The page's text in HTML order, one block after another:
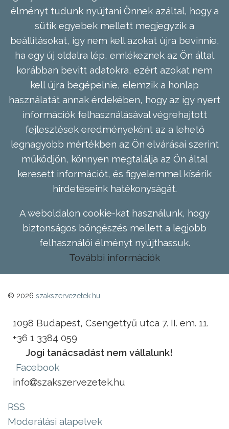
élményt tudunk nyújtani Önnek azáltal, hogy a
sütik egyebek mellett megjegyzik a
beállításokat, így nem kell azokat újra bevinnie,
ha egy új oldalra lép, emlékeznek az Ön által
korábban bevitt adatokra, ezért azokat nem
kell újra begépelnie, elemzik a honlap
használatát annak érdekében, hogy az így nyert
információk felhasználásával végrehajtott
fejlesztések eredményeként az a lehető
legnagyobb mértékben az Ön elvárásai szerint
működjön, könnyen megtalálja az Ön által
keresett információt, és figyelemmel kísérik
hirdetéseink hatékonyságát.
A weboldalon cookie-kat használunk, hogy
biztonságos böngészés mellett a legjobb
felhasználói élményt nyújthassuk.
További információk
© 2026 szakszervezetek.hu
1098 Budapest, Csengettyű utca 7. II. em. 11.
+36 1 3384 059
Jogi tanácsadást nem vállalunk!
Facebook
info
szakszervezetek.hu
RSS
Moderálási alapelvek